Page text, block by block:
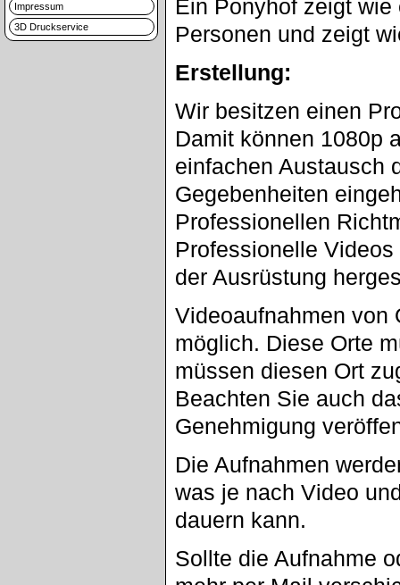
Impressum
3D Druckservice
Ein Ponyhof zeigt
Personen und zeigt
Erstellung:
Wir besitzen einen
Damit können 1080p
einfachen Austausch
Gegebenheiten
Professionellen
Professionelle
der Ausrüstung
Videoaufnahmen von
möglich. Diese Orte
müssen diesen Ort
Beachten Sie auch
Genehmigung
Die Aufnahmen
was je nach Video
dauern kann.
Sollte die Aufnahme